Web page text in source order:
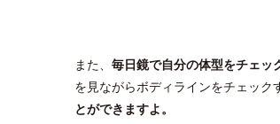
また、 毎日鏡で自分の体型をチェッ
を見ながらボディラインをチェッ
とができますよ。